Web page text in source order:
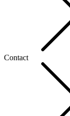
Contact